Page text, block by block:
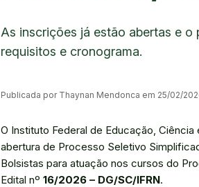
As inscrições já estão abertas e
requisitos e cronograma.
Publicada por Thaynan Mendonca em 25/02/
O Instituto Federal de Educação,
abertura de Processo Seletivo
Bolsistas para atuação nos cursos do
Edital nº 16/2026 – DG/SC/IFRN.